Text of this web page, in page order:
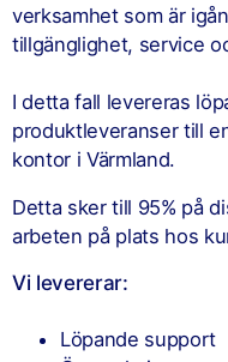
verksamhet som är
tillgänglighet, service
I detta fall levereras
produktleveranser till
kontor i Värmland.
Detta sker till 95% på
arbeten på plats hos
Vi levererar:
Löpande support